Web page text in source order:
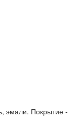
эмали. Покрытие -